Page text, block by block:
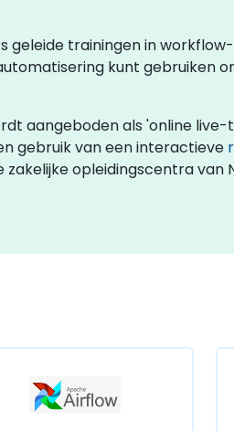
geleide trainingen in
kunt gebruiken
aangeboden als 'online
gebruik van een interactieve
opleidingscentra van